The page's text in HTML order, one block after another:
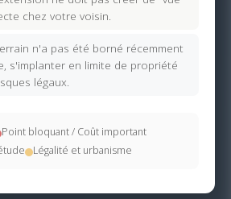
chez votre voisin.
n'a pas été borné récemment
s'implanter en limite de propriété
légaux.
Point bloquant / Coût important
Légalité et urbanisme